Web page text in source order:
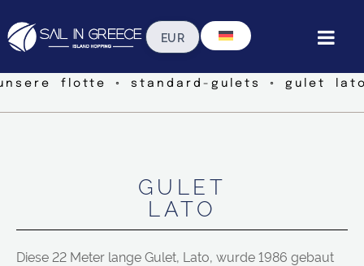
flotte ◦ standard-gulets ◦ gulet
GULET
LATO
Diese 22 Meter lange Gulet, Lato, wurde 1986 gebaut